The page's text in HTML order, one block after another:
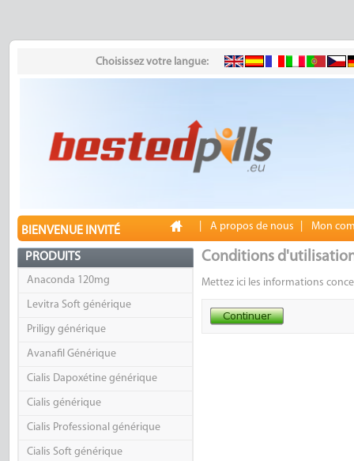
Choisissez votre langue:
BIENVENUE INVITÉ A propos de nous Mon
PRODUITS
Anaconda 120mg
Levitra Soft générique
Priligy générique
Avanafil Générique
Cialis Dapoxétine générique
Cialis générique
Cialis Professional générique
Cialis Soft générique
Conditions
Mettez ici les informations